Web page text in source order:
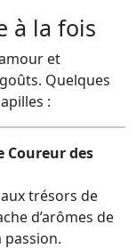
à la fois
et
Quelques
:
Coureur des
trésors de
d’arômes de
passion.